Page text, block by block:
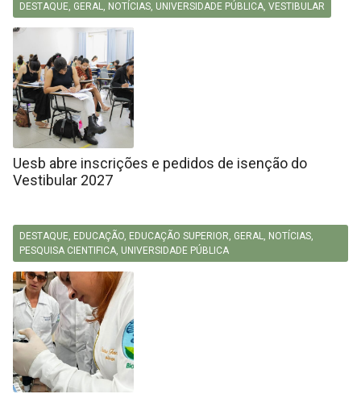
DESTAQUE, GERAL, NOTÍCIAS, UNIVERSIDADE PÚBLICA, VESTIBULAR
Uesb abre inscrições e pedidos de isenção do
Vestibular 2027
DESTAQUE, EDUCAÇÃO, EDUCAÇÃO SUPERIOR, GERAL, NOTÍCIAS,
PESQUISA CIENTIFICA, UNIVERSIDADE PÚBLICA